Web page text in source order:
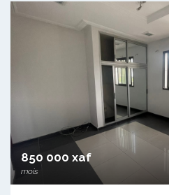
850 000 xaf
mois